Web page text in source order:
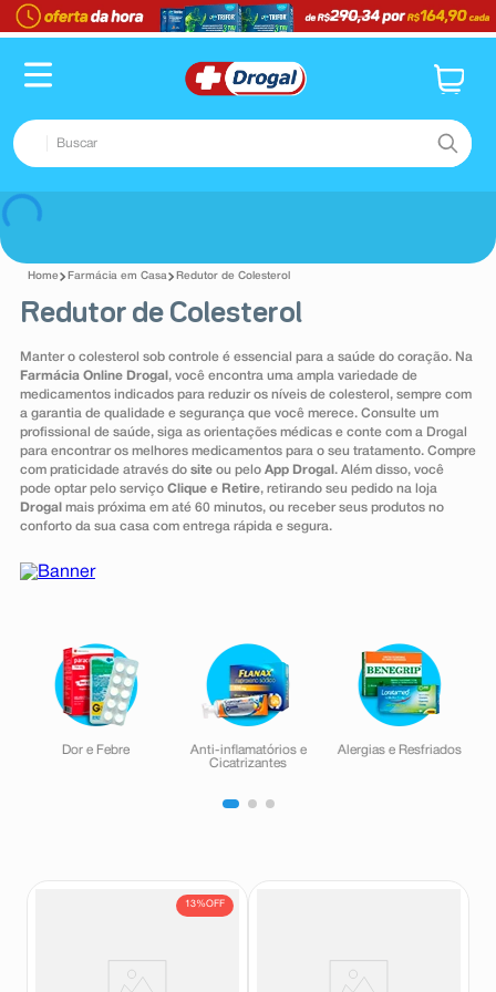
Buscar
Farmácia em Casa Redutor de Colesterol
Redutor de Colesterol
Manter o colesterol sob controle é essencial para a saúde do coração. Na
Farmácia Online Drogal , você encontra uma ampla variedade de
medicamentos indicados para reduzir os níveis de colesterol, sempre com
a garantia de qualidade e segurança que você merece. Consulte um
profissional de saúde, siga as orientações médicas e conte com a Drogal
para encontrar os melhores medicamentos para o seu tratamento. Compre
com praticidade através do siteou pelo App Drogal . Além disso, você
pode optar pelo serviço Clique e Retire, retirando seu pedido na loja
Drogal mais próxima em até 60 minutos, ou receber seus produtos no
conforto da sua casa com entrega rápida e segura.
Dor e Febre
Anti-inflamatórios e
Cicatrizantes
Alergias e Resfriados
13%OFF
TERMOS MAIS BUSCADOS
1º fralda
2º pampers confort sec max
3
4º
6º minoxidil
7º desodorante
8º absorvente
9º teste gravidez
10ºesmalte
TERMOS MAIS BUSCADOS
pampers confort sec max
3º dipirona
4º lenço umedecido
5º tadalafila
6º minoxidil
7º desodorante
8º absorvente
9º